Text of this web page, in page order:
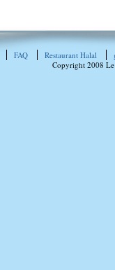
FAQ Restaurant Halal
Copyright 2008